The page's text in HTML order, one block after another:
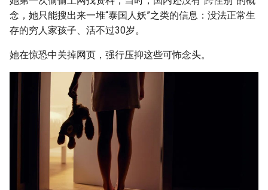
念，她只能搜出来一堆“泰国人妖”之类的信息：没法正常生
存的穷人家孩子、活不过30岁。
她在惊恐中关掉网页，强行压抑这些可怖念头。